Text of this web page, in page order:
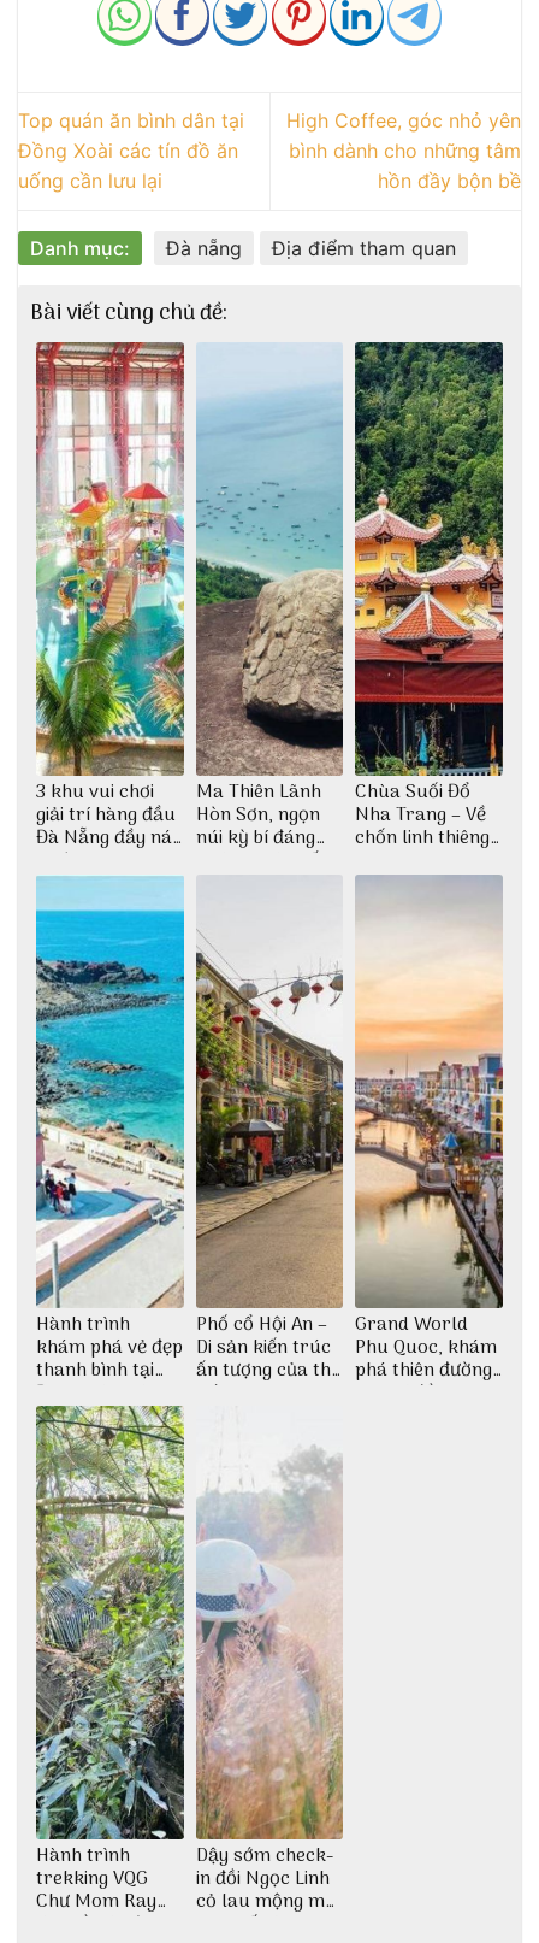
Top quán ăn bình dân tại
Đồng Xoài các tín đồ ăn
uống cần lưu lại
High Coffee, góc nhỏ yên
bình dành cho những tâm
hồn đầy bộn bề
Danh mục: Đà nẵng Địa điểm tham quan
Bài viết cùng chủ đề:
3 khu vui chơi
giải trí hàng đầu
Đà Nẵng đầy náo
nhiệt
Ma Thiên Lãnh
Hòn Sơn, ngọn
núi kỳ bí đáng
khám phá nhất
Chùa Suối Đổ
Nha Trang – Về
chốn linh thiêng
thiền định
Hành trình
khám phá vẻ đẹp
thanh bình tại
Đảo Phú Quý
Phố cổ Hội An –
Di sản kiến trúc
ấn tượng của thế
giới
Grand World
Phu Quoc, khám
phá thiên đường
giải trí đầy sôi
Hành trình
trekking VQG
Chư Mom Ray
tìm về núi rừng
Dậy sớm check-
in đồi Ngọc Linh
cỏ lau mộng mơ
tại Huế nè bạn